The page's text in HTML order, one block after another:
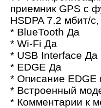
приемник GPS с
HSDPA 7.2 мбит/
* BlueTooth Да
* Wi-Fi Да
* USB Interface Да
* EDGE Да
* Описание EDGE
* Встроенный
* Комментарии к